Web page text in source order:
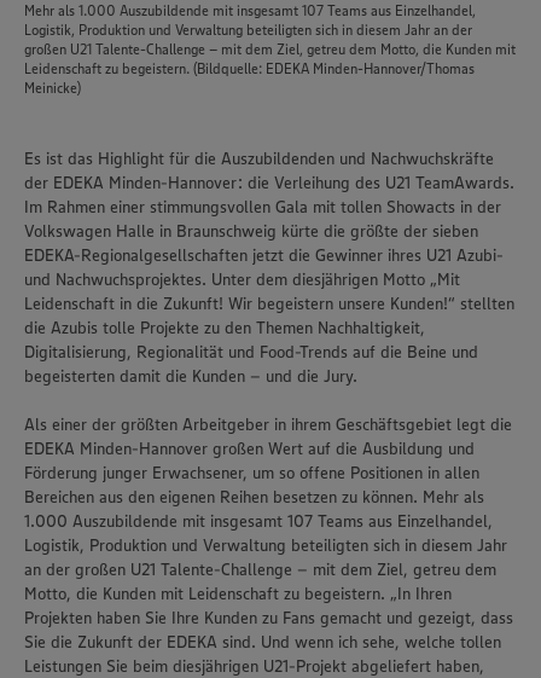
Mehr als 1.000 Auszubildende mit insgesamt 107 Teams aus Einzelhandel,
Logistik, Produktion und Verwaltung beteiligten sich in diesem Jahr an der
großen U21 Talente-Challenge – mit dem Ziel, getreu dem Motto, die Kunden mit
Leidenschaft zu begeistern. (Bildquelle: EDEKA Minden-Hannover/Thomas
Meinicke)
Es ist das Highlight für die Auszubildenden und Nachwuchskräfte
der EDEKA Minden-Hannover: die Verleihung des U21 TeamAwards.
Im Rahmen einer stimmungsvollen Gala mit tollen Showacts in der
Volkswagen Halle in Braunschweig kürte die größte der sieben
EDEKA-Regionalgesellschaften jetzt die Gewinner ihres U21 Azubi-
und Nachwuchsprojektes. Unter dem diesjährigen Motto „Mit
Leidenschaft in die Zukunft! Wir begeistern unsere Kunden!“ stellten
die Azubis tolle Projekte zu den Themen Nachhaltigkeit,
Digitalisierung, Regionalität und Food-Trends auf die Beine und
begeisterten damit die Kunden – und die Jury.
Als einer der größten Arbeitgeber in ihrem Geschäftsgebiet legt die
EDEKA Minden-Hannover großen Wert auf die Ausbildung und
Förderung junger Erwachsener, um so offene Positionen in allen
Bereichen aus den eigenen Reihen besetzen zu können. Mehr als
1.000 Auszubildende mit insgesamt 107 Teams aus Einzelhandel,
Logistik, Produktion und Verwaltung beteiligten sich in diesem Jahr
an der großen U21 Talente-Challenge – mit dem Ziel, getreu dem
Motto, die Kunden mit Leidenschaft zu begeistern. „In Ihren
Projekten haben Sie Ihre Kunden zu Fans gemacht und gezeigt, dass
Sie die Zukunft der EDEKA sind. Und wenn ich sehe, welche tollen
Leistungen Sie beim diesjährigen U21-Projekt abgeliefert haben,